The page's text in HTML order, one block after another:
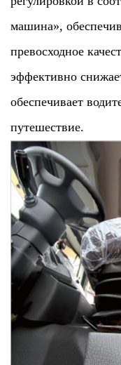
машина»,
превосходное
эффективно
обеспечивает
путешествие.